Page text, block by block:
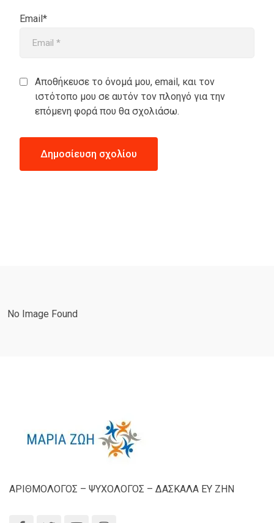
Email*
Αποθήκευσε το όνομά μου, email, και τον
ιστότοπο μου σε αυτόν τον πλοηγό για την
επόμενη φορά που θα σχολιάσω.
No Image Found
ΑΡΙΘΜΟΛΟΓΟΣ – ΨΥΧΟΛΟΓΟΣ – ΔΑΣΚΑΛΑ ΕΥ ΖΗΝ